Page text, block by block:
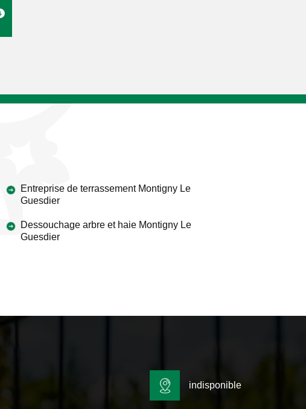
Entreprise de terrassement Montigny Le
Guesdier
Dessouchage arbre et haie Montigny Le
Guesdier
indisponible